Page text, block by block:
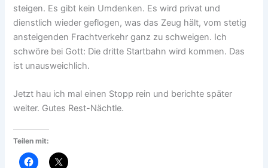
steigen. Es gibt kein Umdenken. Es wird privat und
dienstlich wieder geflogen, was das Zeug hält, vom stetig
ansteigenden Frachtverkehr ganz zu schweigen. Ich
schwöre bei Gott: Die dritte Startbahn wird kommen. Das
ist unausweichlich.
Jetzt hau ich mal einen Stopp rein und berichte später
weiter. Gutes Rest-Nächtle.
Teilen mit: